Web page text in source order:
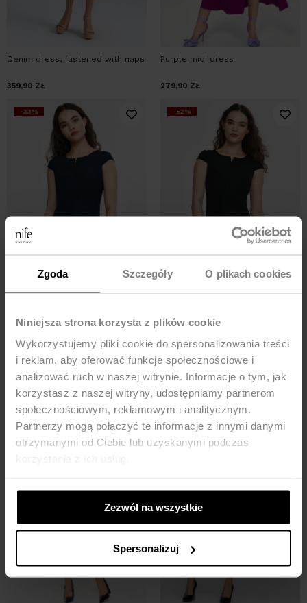
Zgoda Szczegóły O plikach cookies
Niniejsza strona korzysta z plików cookie
Wykorzystujemy pliki cookie do spersonalizowania treści
i reklam, aby oferować funkcje społecznościowe i
analizować ruch w naszej witrynie. Informacje o tym, jak
korzystasz z naszej witryny, udostępniamy partnerom
społecznościowym, reklamowym i analitycznym.
Partnerzy mogą połączyć te informacje z innymi danymi
otrzymanymi od Ciebie lub uzyskanymi podczas
Zezwól na wszystkie
Spersonalizuj
Denim dress, fastened with naps
359,90 ZŁ
Purple midi dress
279,90 ZŁ
-33%
Pencil dress with a neckline slit -
navy blue
279,90
-52%
Pencil dress with a neckline slit -
black
134,95
-33%